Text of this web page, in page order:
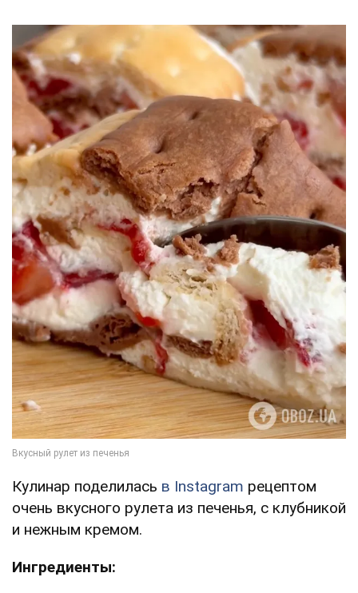
Кулинар поделилась в Instagram рецептом
очень вкусного рулета из печенья, с клубникой
и нежным кремом.
Ингредиенты: